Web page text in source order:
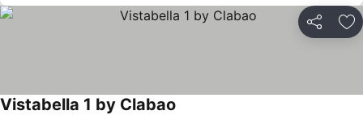
Compartir
Vistabella 1 by Clabao